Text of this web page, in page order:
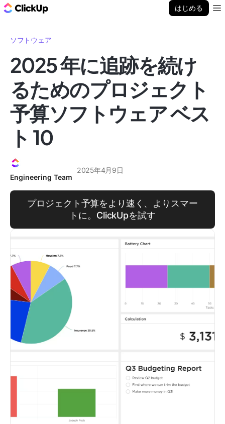
はじめる
ソフトウェア
2025 年に追跡を続け
るためのプロジェクト
予算ソフトウェア ベス
ト 10
Engineering Team
2025年4月9日
プロジェクト予算をより速く、よりスマー
トに。ClickUpを試す